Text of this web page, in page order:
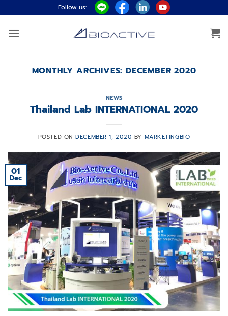
to
content
Follow us:
MONTHLY ARCHIVES: DECEMBER 2020
NEWS
Thailand Lab INTERNATIONAL 2020
POSTED ONDECEMBER 1, 2020 BY MARKETINGBIO
01
Dec